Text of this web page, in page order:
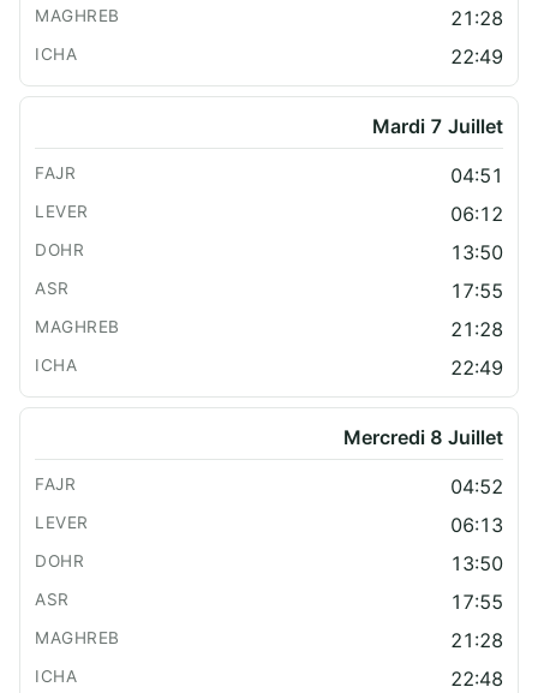
21:28
22:49
Mardi 7 Juillet
04:51
06:12
13:50
17:55
21:28
22:49
Mercredi 8 Juillet
04:52
06:13
13:50
17:55
21:28
22:48